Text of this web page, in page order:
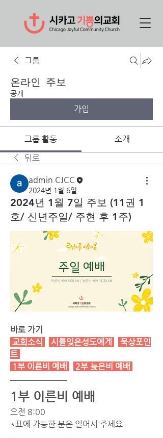
그룹
온라인 주보
공개
가입
그룹 활동
소개
뒤로
admin CJCC
2024년 1월 6일
2024년 1월 7일 주보 (11권 1
호/ 신년주일/ 주현 후 1주)
바로 가기
교회소식
시를잊은성도에게
묵상포인
트
1부 이른비 예배
2부 늦은비 예배
1부 이른비 예배
오전 8:00
*표에 가능한 분은 일어서 주세요